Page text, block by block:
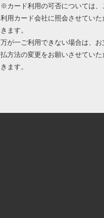
※カード利用の可否については、
利用カード会社に照会させていた
きます。
万が一ご利用できない場合は、お
払方法の変更をお願いさせていた
きます。